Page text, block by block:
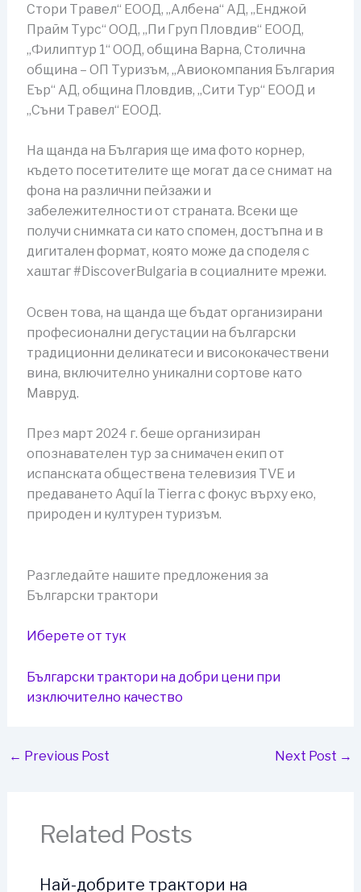
Стори Травел“ ЕООД, „Албена“ АД, „Енджой
Прайм Турс“ ООД, „Пи Груп Пловдив“ ЕООД,
„Филиптур 1“ ООД, община Варна, Столична
община – ОП Туризъм, „Авиокомпания България
Еър“ АД, община Пловдив, „Сити Тур“ ЕООД и
„Съни Травел“ ЕООД.
На щанда на България ще има фото корнер,
където посетителите ще могат да се снимат на
фона на различни пейзажи и
забележителности от страната. Всеки ще
получи снимката си като спомен, достъпна и в
дигитален формат, която може да споделя с
хаштаг #DiscoverBulgaria в социалните мрежи.
Освен това, на щанда ще бъдат организирани
професионални дегустации на български
традиционни деликатеси и висококачествени
вина, включително уникални сортове като
Мавруд.
През март 2024 г. беше организиран
опознавателен тур за снимачен екип от
испанската обществена телевизия TVE и
предаването Aquí la Tierra с фокус върху еко,
природен и културен туризъм.
Разгледайте нашите предложения за
Български трактори
Иберете от тук
Български трактори на добри цени при
изключително качество
← Previous Post Next Post →
Related Posts
Най-добрите трактори на